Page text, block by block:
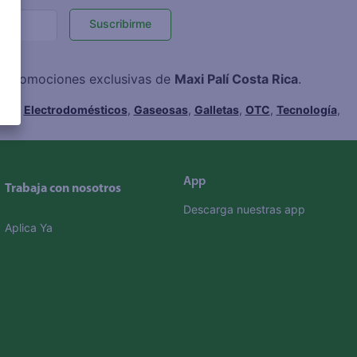
Suscribirme
promociones exclusivas de Maxi Palí Costa Rica.
Electrodomésticos, Gaseosas, Galletas, OTC, Tecnología,
Trabaja con nosotros
Aplica Ya
App
Descarga nuestras app